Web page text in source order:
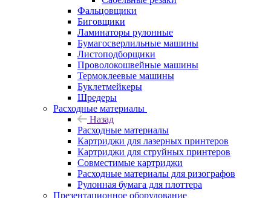
Фальцовщики
Биговщики
Ламинаторы рулонные
Бумагосверлильные машины
Листоподборщики
Проволокошвейные машины
Термоклеевые машины
Буклетмейкеры
Шредеры
Расходные материалы
Назад
Расходные материалы
Картриджи для лазерных принтеров
Картриджи для струйных принтеров
Совместимые картриджи
Расходные материалы для ризографов
Рулонная бумага для плоттера
Презентационное оборудование